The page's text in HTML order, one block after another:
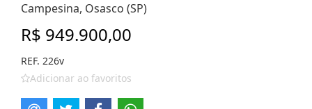
Campesina, Osasco (SP)
R$ 949.900,00
REF. 226v
Adicionar ao favoritos